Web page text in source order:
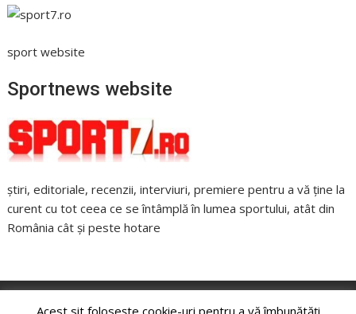
sport website
Sportnews website
știri, editoriale, recenzii, interviuri, premiere pentru a vă ține la
curent cu tot ceea ce se întâmplă în lumea sportului, atât din
România cât și peste hotare